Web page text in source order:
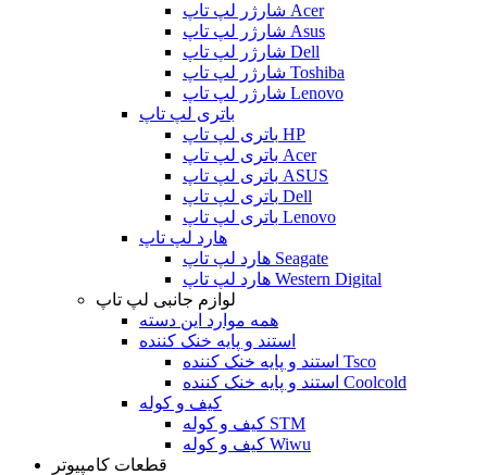
شارژر لپ تاپ Acer
شارژر لپ تاپ Asus
شارژر لپ تاپ Dell
شارژر لپ تاپ Toshiba
شارژر لپ تاپ Lenovo
باتری لپ تاپ
باتری لپ تاپ HP
باتری لپ تاپ Acer
باتری لپ تاپ ASUS
باتری لپ تاپ Dell
باتری لپ تاپ Lenovo
هارد لپ تاپ
هارد لپ تاپ Seagate
هارد لپ تاپ Western Digital
لوازم جانبی لپ تاپ
همه موارد این دسته
استند و پایه خنک کننده
استند و پایه خنک کننده Tsco
استند و پایه خنک کننده Coolcold
کیف و کوله
کیف و کوله STM
کیف و کوله Wiwu
قطعات کامپیوتر